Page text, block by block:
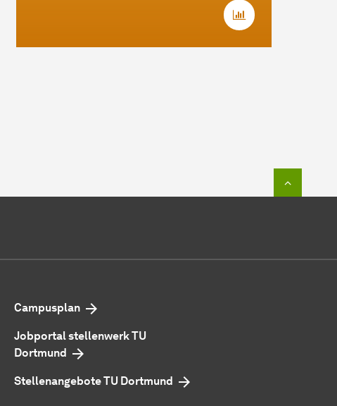
Campusplan
Jobportal stellenwerk TU
Dortmund
Stellenangebote TU Dortmund